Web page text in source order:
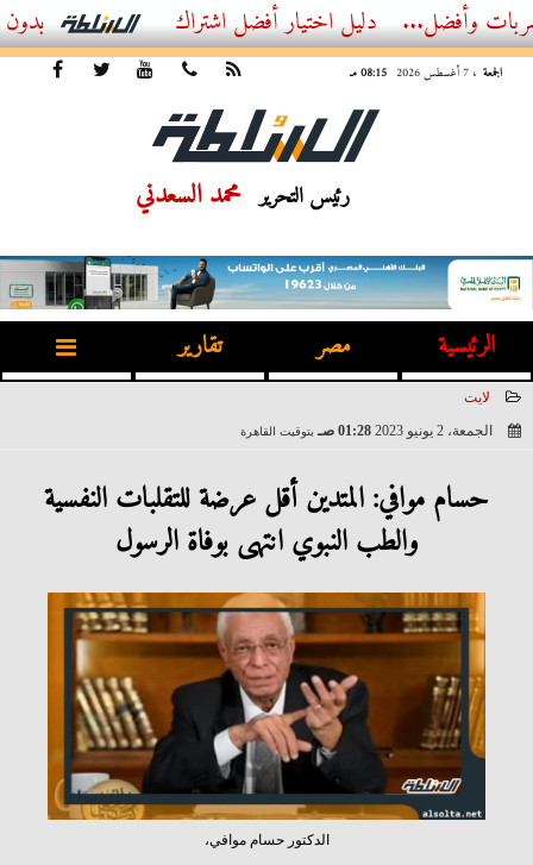
أفضل اشتراك IPTV بدون تقطيع 2026 – دليل المشاهد العصري
الجمعة ، 7 أغسطس 2026 08:15 مـ
رئيس التحرير محمد السعدني
الرئيسية مصر تقارير
لايت
الجمعة، 2 يونيو 2023
01:28 صـ بتوقيت القاهرة
حسام موافي: المتدين أقل عرضة للتقلبات النفسية
والطب النبوي انتهى بوفاة الرسول
الدكتور حسام موافي،